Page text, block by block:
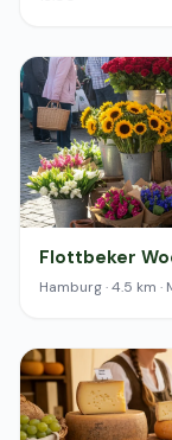
Flottbeker
Hamburg · 4.5 km